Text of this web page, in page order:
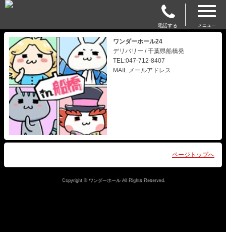
電話する メニュー
ワンダーホール24
デリバリー / 千葉県船橋発
TEL:047-712-8407
MAIL:メールアドレス
ページトップへ
Copyright © ワンダーホール All Rights Reserved.